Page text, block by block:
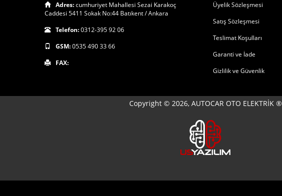
Adres:cumhuriyet Mahallesi Sezai Karakoç
Caddesi 5411 Sokak No:44 Batıkent / Ankara
Telefon:0312-395 92 06
GSM:0535 490 33 66
FAX:
Üyelik Sözleşmesi
Satış Sözleşmesi
Teslimat Koşulları
Garanti ve İade
Gizlilik ve Güvenlik
Copyright © 2026, AUTOCAR OTO ELEKTRİK ®